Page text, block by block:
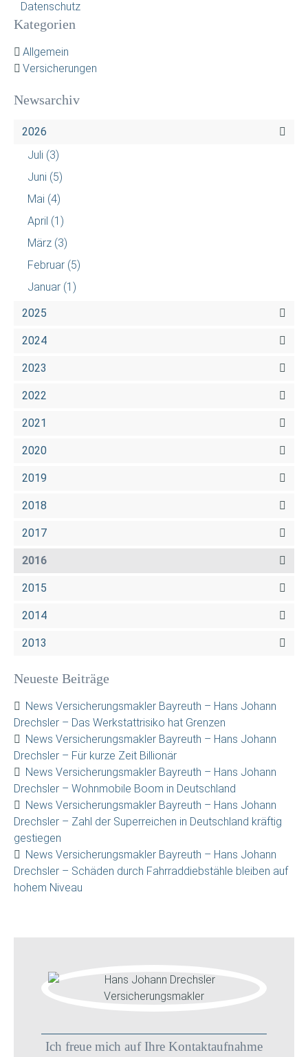
Datenschutz
Kategorien
Allgemein
Versicherungen
Newsarchiv
2026
Juli (3)
Juni (5)
Mai (4)
April (1)
März (3)
Februar (5)
Januar (1)
2025
2024
2023
2022
2021
2020
2019
2018
2017
2016
2015
2014
2013
Neueste Beiträge
News Versicherungsmakler Bayreuth – Hans Johann
Drechsler – Das Werkstattrisiko hat Grenzen
News Versicherungsmakler Bayreuth – Hans Johann
Drechsler – Für kurze Zeit Billionär
News Versicherungsmakler Bayreuth – Hans Johann
Drechsler – Wohnmobile Boom in Deutschland
News Versicherungsmakler Bayreuth – Hans Johann
Drechsler – Zahl der Superreichen in Deutschland kräftig
gestiegen
News Versicherungsmakler Bayreuth – Hans Johann
Drechsler – Schäden durch Fahrraddiebstähle bleiben auf
hohem Niveau
Ich freue mich auf Ihre Kontaktaufnahme